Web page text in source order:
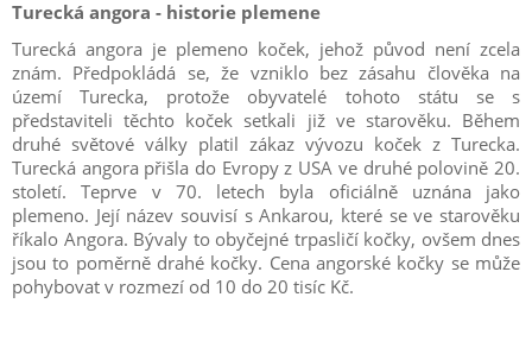
Turecká angora - historie plemene
Turecká angora je plemeno koček, jehož původ není zcela
znám. Předpokládá se, že vzniklo bez zásahu člověka na
území Turecka, protože obyvatelé tohoto státu se s
představiteli těchto koček setkali již ve starověku. Během
druhé světové války platil zákaz vývozu koček z Turecka.
Turecká angora přišla do Evropy z USA ve druhé polovině 20.
století. Teprve v 70. letech byla oficiálně uznána jako
plemeno. Její název souvisí s Ankarou, které se ve starověku
říkalo Angora. Bývaly to obyčejné trpasličí kočky, ovšem dnes
jsou to poměrně drahé kočky. Cena angorské kočky se může
pohybovat v rozmezí od 10 do 20 tisíc Kč.